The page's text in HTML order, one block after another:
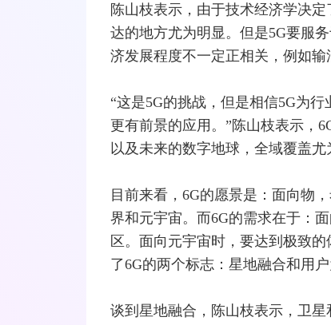
陈山枝表示，由于技术经济学决
达的地方尤为明显。但是5G要服
济发展程度不一定正相关，例如输
“这是5G的挑战，但是相信5G为
更有前景的应用。”陈山枝表示，
以及未来的数字地球，全域覆盖尤
目前来看，6G的愿景是：面向物
界和元宇宙。而6G的需求在于：
区。面向元宇宙时，要达到极致
了6G的两个标志：星地融合和用户
谈到星地融合，陈山枝表示，卫